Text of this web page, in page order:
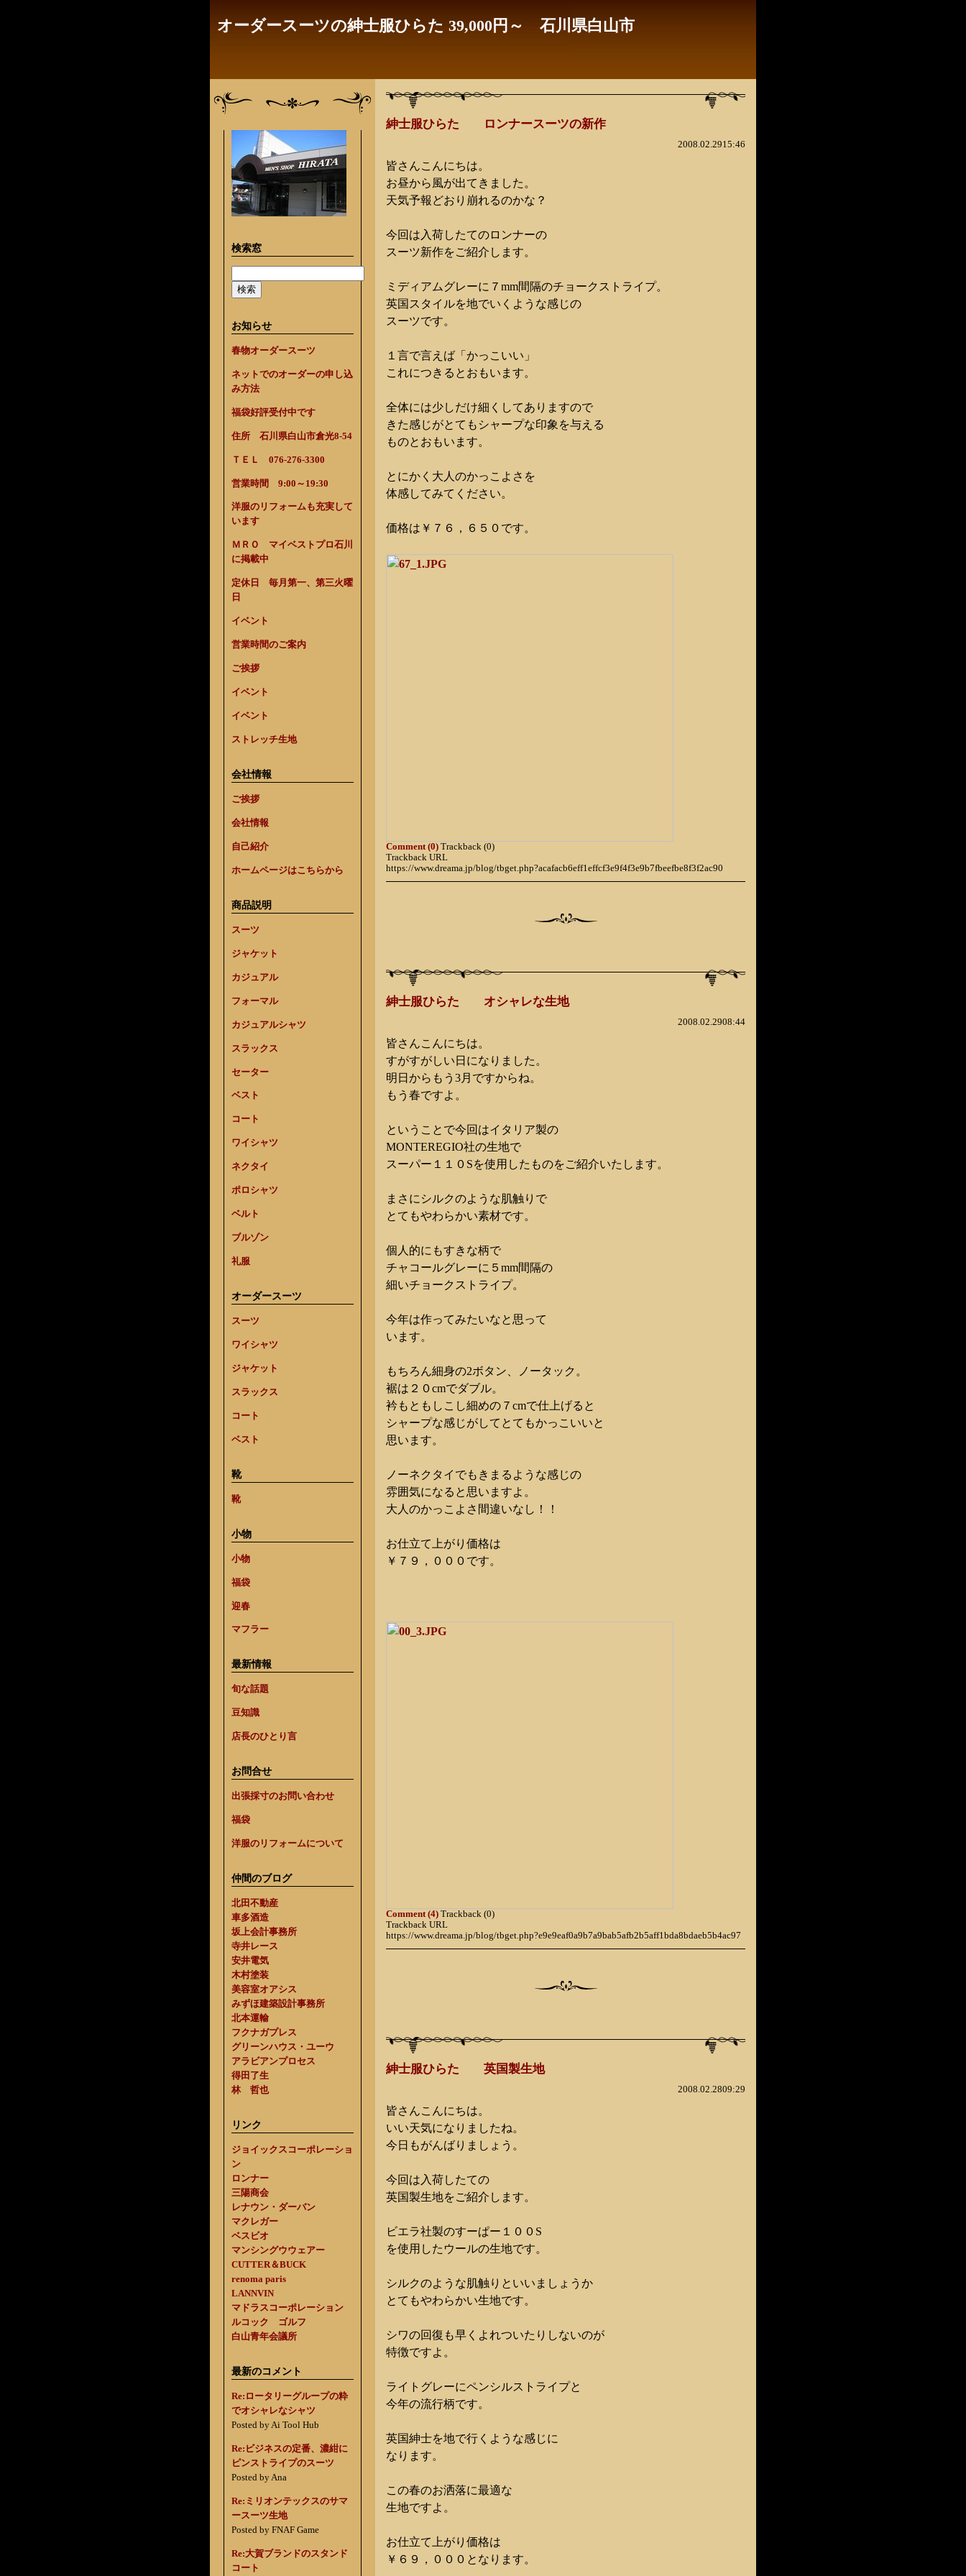
オーダースーツの紳士服ひらた 39,000円～ 石川県白山市
検索窓
お知らせ
春物オーダースーツ
ネットでのオーダーの申し込
み方法
福袋好評受付中です
住所 石川県白山市倉光8-54
ＴＥＬ 076-276-3300
営業時間 9:00～19:30
洋服のリフォームも充実して
います
ＭＲＯ マイベストプロ石川
に掲載中
定休日 毎月第一、第三火曜
日
イベント
営業時間のご案内
ご挨拶
イベント
イベント
ストレッチ生地
会社情報
ご挨拶
会社情報
自己紹介
ホームページはこちらから
商品説明
スーツ
ジャケット
カジュアル
フォーマル
カジュアルシャツ
スラックス
セーター
ベスト
コート
ワイシャツ
ネクタイ
ポロシャツ
ベルト
ブルゾン
礼服
オーダースーツ
スーツ
ワイシャツ
ジャケット
スラックス
コート
ベスト
靴
靴
小物
小物
福袋
迎春
マフラー
最新情報
旬な話題
豆知識
店長のひとり言
お問合せ
出張採寸のお問い合わせ
福袋
洋服のリフォームについて
仲間のブログ
北田不動産
車多酒造
坂上会計事務所
寺井レース
安井電気
木村塗装
美容室オアシス
みずほ建築設計事務所
北本運輸
フクナガプレス
グリーンハウス・ユーウ
アラビアンプロセス
得田了生
林 哲也
リンク
ジョイックスコーポレーショ
ン
ロンナー
三陽商会
レナウン・ダーバン
マクレガー
ベスビオ
マンシングウウェアー
CUTTER＆BUCK
renoma paris
LANNVIN
マドラスコーポレーション
ルコック ゴルフ
白山青年会議所
最新のコメント
Re:ロータリーグループの粋
でオシャレなシャツ
Posted by Ai Tool Hub
Re:ビジネスの定番、濃紺に
ピンストライプのスーツ
Posted by Ana
Re:ミリオンテックスのサマ
ースーツ生地
Posted by FNAF Game
Re:大賀ブランドのスタンド
コート
紳士服ひらた ロンナースーツの新作
2008.02.2915:46
皆さんこんにちは。
お昼から風が出てきました。
天気予報どおり崩れるのかな？
今回は入荷したてのロンナーの
スーツ新作をご紹介します。
ミディアムグレーに７mm間隔のチョークストライプ。
英国スタイルを地でいくような感じの
スーツです。
１言で言えば「かっこいい」
これにつきるとおもいます。
全体には少しだけ細くしてありますので
きた感じがとてもシャープな印象を与える
ものとおもいます。
とにかく大人のかっこよさを
体感してみてください。
価格は￥７６，６５０です。
Comment (0) Trackback (0)
Trackback URL
https://www.dreama.jp/blog/tbget.php?acafacb6eff1effcf3e9f4f3e9b7fbeefbe8f3f2ac90
紳士服ひらた オシャレな生地
2008.02.2908:44
皆さんこんにちは。
すがすがしい日になりました。
明日からもう3月ですからね。
もう春ですよ。
ということで今回はイタリア製の
MONTEREGIO社の生地で
スーパー１１０Sを使用したものをご紹介いたします。
まさにシルクのような肌触りで
とてもやわらかい素材です。
個人的にもすきな柄で
チャコールグレーに５mm間隔の
細いチョークストライプ。
今年は作ってみたいなと思って
います。
もちろん細身の2ボタン、ノータック。
裾は２０cmでダブル。
衿もともしこし細めの７cmで仕上げると
シャープな感じがしてとてもかっこいいと
思います。
ノーネクタイでもきまるような感じの
雰囲気になると思いますよ。
大人のかっこよさ間違いなし！！
お仕立て上がり価格は
￥７９，０００です。
Comment (4) Trackback (0)
Trackback URL
https://www.dreama.jp/blog/tbget.php?e9e9eaf0a9b7a9bab5afb2b5aff1bda8bdaeb5b4ac97
紳士服ひらた 英国製生地
2008.02.2809:29
皆さんこんにちは。
いい天気になりましたね。
今日もがんばりましょう。
今回は入荷したての
英国製生地をご紹介します。
ビエラ社製のすーぱー１００S
を使用したウールの生地です。
シルクのような肌触りといいましょうか
とてもやわらかい生地です。
シワの回復も早くよれついたりしないのが
特徴ですよ。
ライトグレーにペンシルストライプと
今年の流行柄です。
英国紳士を地で行くような感じに
なります。
この春のお洒落に最適な
生地ですよ。
お仕立て上がり価格は
￥６９，０００となります。